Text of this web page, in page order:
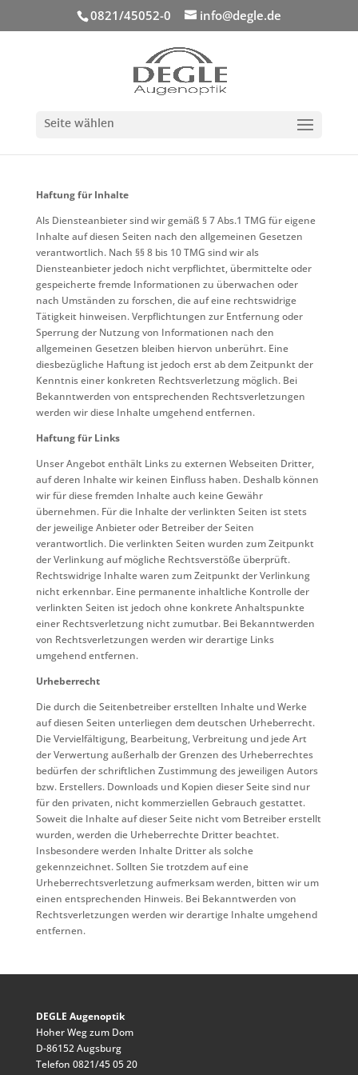
0821/45052-0 info@degle.de
Seite wählen
Haftung für Inhalte
Als Diensteanbieter sind wir gemäß § 7 Abs.1 TMG für eigene
Inhalte auf diesen Seiten nach den allgemeinen Gesetzen
verantwortlich. Nach §§ 8 bis 10 TMG sind wir als
Diensteanbieter jedoch nicht verpflichtet, übermittelte oder
gespeicherte fremde Informationen zu überwachen oder
nach Umständen zu forschen, die auf eine rechtswidrige
Tätigkeit hinweisen. Verpflichtungen zur Entfernung oder
Sperrung der Nutzung von Informationen nach den
allgemeinen Gesetzen bleiben hiervon unberührt. Eine
diesbezügliche Haftung ist jedoch erst ab dem Zeitpunkt der
Kenntnis einer konkreten Rechtsverletzung möglich. Bei
Bekanntwerden von entsprechenden Rechtsverletzungen
werden wir diese Inhalte umgehend entfernen.
Haftung für Links
Unser Angebot enthält Links zu externen Webseiten Dritter,
auf deren Inhalte wir keinen Einfluss haben. Deshalb können
wir für diese fremden Inhalte auch keine Gewähr
übernehmen. Für die Inhalte der verlinkten Seiten ist stets
der jeweilige Anbieter oder Betreiber der Seiten
verantwortlich. Die verlinkten Seiten wurden zum Zeitpunkt
der Verlinkung auf mögliche Rechtsverstöße überprüft.
Rechtswidrige Inhalte waren zum Zeitpunkt der Verlinkung
nicht erkennbar. Eine permanente inhaltliche Kontrolle der
verlinkten Seiten ist jedoch ohne konkrete Anhaltspunkte
einer Rechtsverletzung nicht zumutbar. Bei Bekanntwerden
von Rechtsverletzungen werden wir derartige Links
umgehend entfernen.
Urheberrecht
Die durch die Seitenbetreiber erstellten Inhalte und Werke
auf diesen Seiten unterliegen dem deutschen Urheberrecht.
Die Vervielfältigung, Bearbeitung, Verbreitung und jede Art
der Verwertung außerhalb der Grenzen des Urheberrechtes
bedürfen der schriftlichen Zustimmung des jeweiligen Autors
bzw. Erstellers. Downloads und Kopien dieser Seite sind nur
für den privaten, nicht kommerziellen Gebrauch gestattet.
Soweit die Inhalte auf dieser Seite nicht vom Betreiber erstellt
wurden, werden die Urheberrechte Dritter beachtet.
Insbesondere werden Inhalte Dritter als solche
gekennzeichnet. Sollten Sie trotzdem auf eine
Urheberrechtsverletzung aufmerksam werden, bitten wir um
einen entsprechenden Hinweis. Bei Bekanntwerden von
Rechtsverletzungen werden wir derartige Inhalte umgehend
entfernen.
DEGLE Augenoptik
Hoher Weg zum Dom
D-86152 Augsburg
Telefon 0821/45 05 20